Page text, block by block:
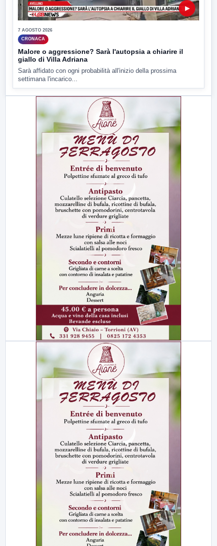
▶
7 AGOSTO 2026
CRONACA
Malore o aggressione? Sarà l'autopsia a chiarire il
giallo di Villa Adriana
Sarà affidato con ogni probabilità all'inizio della prossima
settimana l'incarico...